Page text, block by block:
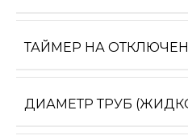
ТАЙМЕР НА
ДИАМЕТР ТРУБ